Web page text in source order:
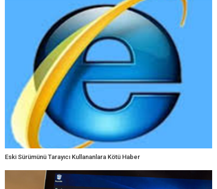
Eski Sürümünü Tarayıcı Kullananlara Kötü Haber